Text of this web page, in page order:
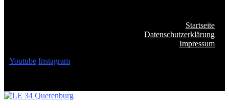
Startseite
Datenschutzerklärung
Impressum
Youtube Instagram